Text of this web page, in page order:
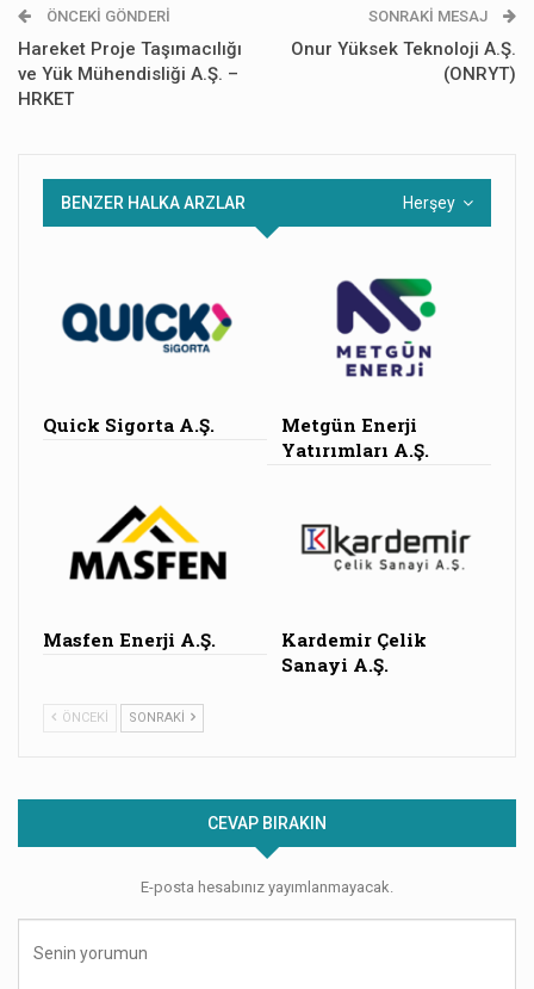
ÖNCEKI GÖNDERI
Hareket Proje Taşımacılığı
ve Yük Mühendisliği A.Ş. –
HRKET
SONRAKI MESAJ
Onur Yüksek Teknoloji A.Ş.
(ONRYT)
Herşey
BENZER HALKA ARZLAR
Quick Sigorta A.Ş.
Metgün Enerji
Yatırımları A.Ş.
Masfen Enerji A.Ş.
Kardemir Çelik
Sanayi A.Ş.
ÖNCEKI SONRAKI
CEVAP BIRAKIN
E-posta hesabınız yayımlanmayacak.